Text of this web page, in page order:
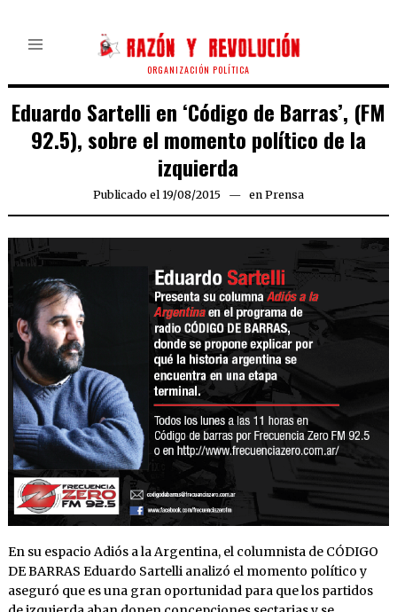
ORGANIZACIÓN POLÍTICA
Eduardo Sartelli en ‘Código de Barras’, (FM
92.5), sobre el momento político de la
izquierda
Publicado el 19/08/2015 en Prensa
En su espacio Adiós a la Argentina, el columnista de CÓDIGO
DE BARRAS Eduardo Sartelli analizó el momento político y
aseguró que es una gran oportunidad para que los partidos